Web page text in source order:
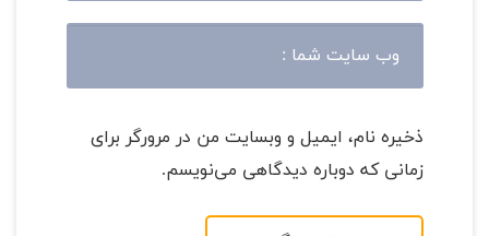
ذخیره نام، ایمیل و وبسایت من در مرورگر برای
زمانی که دوباره دیدگاهی می‌نویسم.